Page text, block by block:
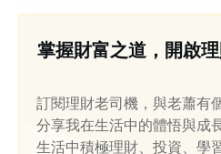
掌握財富之道，開啟
訂閱理財老司機，與老蕭有
分享我在生活中的體悟與成
生活中積極理財、投資、學